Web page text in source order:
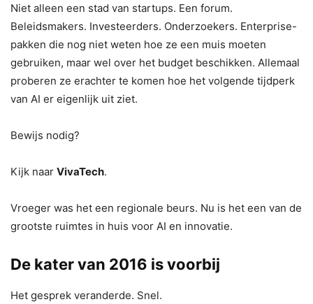
Niet alleen een stad van startups. Een forum.
Beleidsmakers. Investeerders. Onderzoekers. Enterprise-
pakken die nog niet weten hoe ze een muis moeten
gebruiken, maar wel over het budget beschikken. Allemaal
proberen ze erachter te komen hoe het volgende tijdperk
van AI er eigenlijk uit ziet.
Bewijs nodig?
Kijk naar VivaTech.
Vroeger was het een regionale beurs. Nu is het een van de
grootste ruimtes in huis voor AI en innovatie.
De kater van 2016 is voorbij
Het gesprek veranderde. Snel.